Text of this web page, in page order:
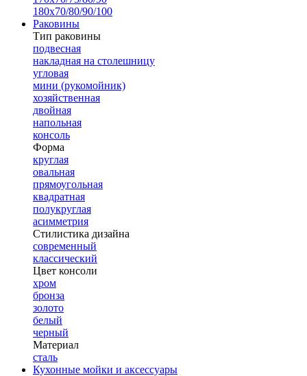
180х70/80/90/100
Раковины
Тип раковины
подвесная
накладная на столешницу
угловая
мини (рукомойник)
хозяйственная
двойная
напольная
консоль
Форма
круглая
овальная
прямоугольная
квадратная
полукруглая
асимметрия
Стилистика дизайна
современный
классический
Цвет консоли
хром
бронза
золото
белый
черный
Материал
сталь
Кухонные мойки и аксессуары